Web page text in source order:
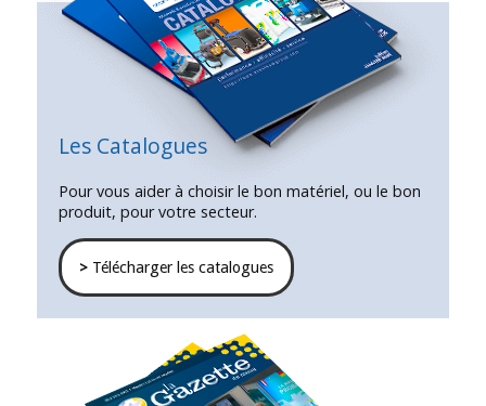
Les Catalogues
Pour vous aider à choisir le bon matériel, ou le bon
produit, pour votre secteur.
>Télécharger les catalogues